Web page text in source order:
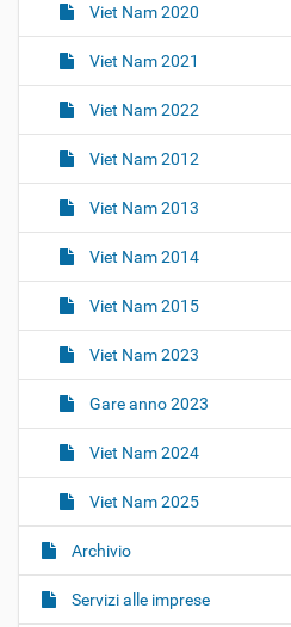
Viet Nam 2020
Viet Nam 2021
Viet Nam 2022
Viet Nam 2012
Viet Nam 2013
Viet Nam 2014
Viet Nam 2015
Viet Nam 2023
Gare anno 2023
Viet Nam 2024
Viet Nam 2025
Archivio
Servizi alle imprese